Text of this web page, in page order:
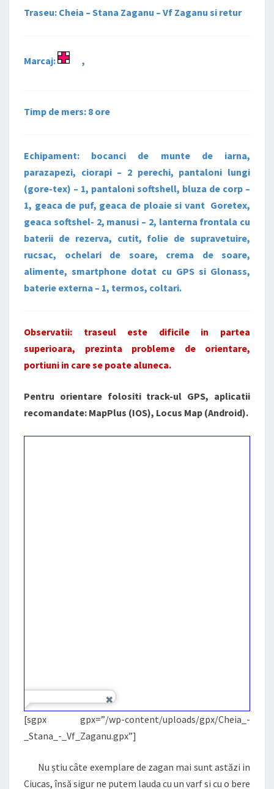
Traseu: Cheia – Stana Zaganu – Vf Zaganu si retur
Marcaj: ,
Timp de mers: 8 ore
Echipament: bocanci de munte de iarna,
parazapezi, ciorapi – 2 perechi, pantaloni lungi
(gore-tex) – 1, pantaloni softshell, bluza de corp –
1, geaca de puf, geaca de ploaie si vant Goretex,
geaca softshel- 2, manusi – 2, lanterna frontala cu
baterii de rezerva, cutit, folie de supravetuire,
rucsac, ochelari de soare, crema de soare,
alimente, smartphone dotat cu GPS si Glonass,
baterie externa – 1, termos, coltari.
Observatii: traseul este dificile in partea
superioara, prezinta probleme de orientare,
portiuni in care se poate aluneca.
Pentru orientare folositi track-ul GPS, aplicatii
recomandate: MapPlus (IOS), Locus Map (Android).
[sgpx gpx=”/wp-content/uploads/gpx/Cheia_-
_Stana_-_Vf_Zaganu.gpx”]
Nu știu câte exemplare de zagan mai sunt astăzi in
Ciucas, însă sigur ne putem lauda cu un varf si cu o bere